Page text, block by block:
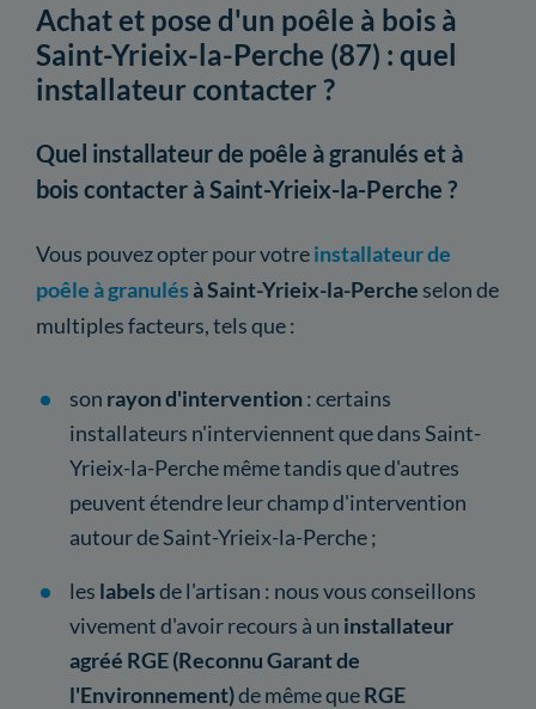
Achat et pose d'un poêle à bois à
Saint-Yrieix-la-Perche (87) : quel
installateur contacter ?
Quel installateur de poêle à granulés et à
bois contacter à Saint-Yrieix-la-Perche ?
Vous pouvez opter pour votreinstallateur de
poêle à granulésà Saint-Yrieix-la-Perche selon de
multiples facteurs, tels que :
son rayond'intervention: certains
installateurs n'interviennent que dans Saint-
Yrieix-la-Perche même tandis que d'autres
peuvent étendre leur champ d'intervention
autour de Saint-Yrieix-la-Perche ;
les labelsde l'artisan : nous vous conseillons
vivement d'avoir recours à un installateur
agréé RGE (Reconnu Garant de
l'Environnement)de même queRGE